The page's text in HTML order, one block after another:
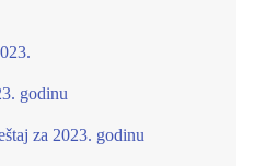
godinu
za 2023. godinu